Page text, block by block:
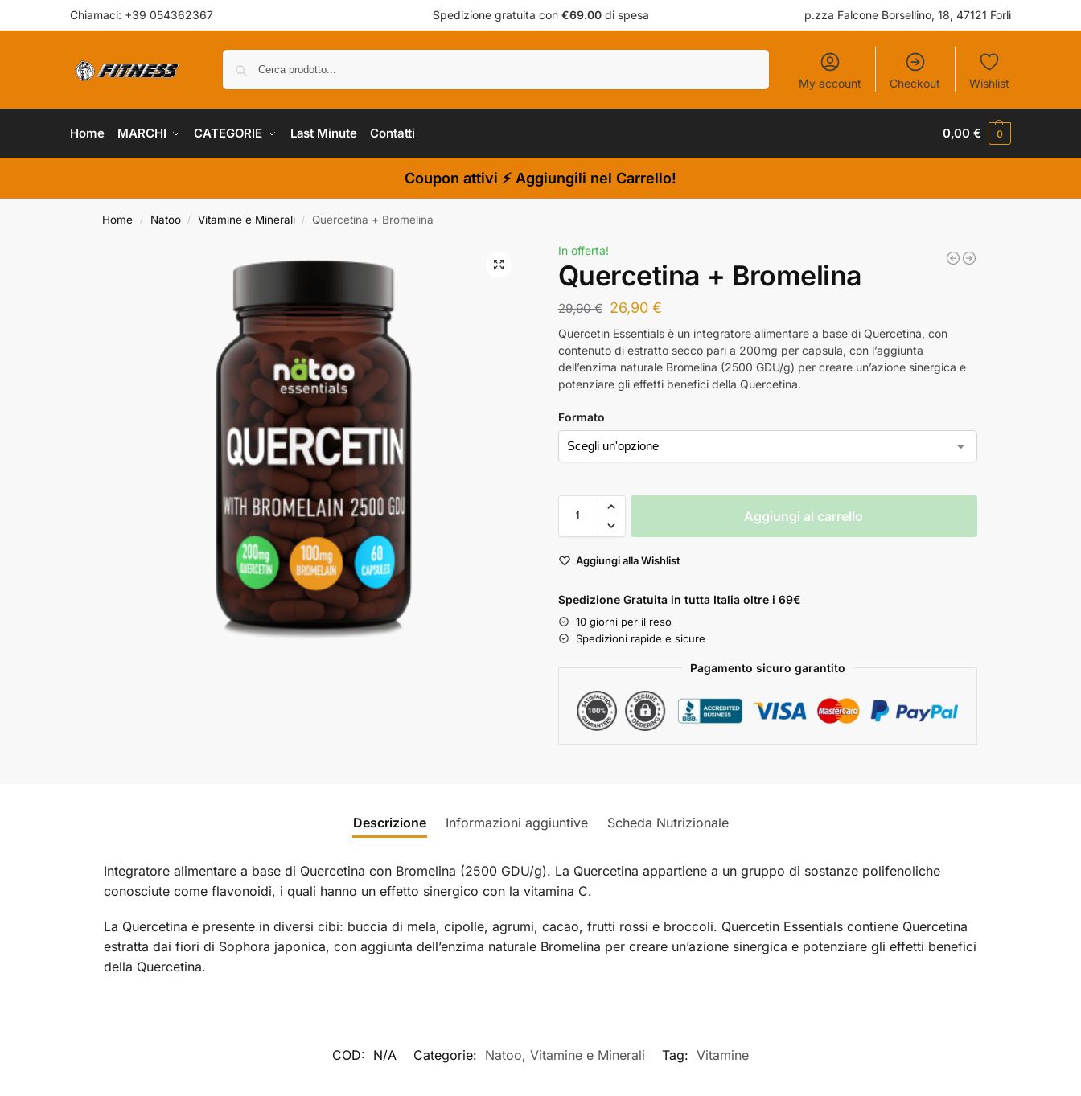
Chiamaci: +39 054362367 Spedizione gratuita con€69.00 di spesa p.zza Falcone Borsellino, 18, 47121 Forlì
My account Checkout Wishlist
Home MARCHI CATEGORIE Last Minute Contatti 0,00€ 0
Coupon attivi ⚡ Aggiungili nel Carrello!
Home / Natoo / Vitamine e Minerali / Quercetina + Bromelina
In offerta!
Quercetina + Bromelina
29,90€ 26,90 €
Quercetin Essentials è un integratore alimentare a base di Quercetina, con
contenuto di estratto secco pari a 200mg per capsula, con l’aggiunta
dell’enzima naturale Bromelina (2500 GDU/g) per creare un’azione sinergica e
potenziare gli effetti benefici della Quercetina.
Formato
Aggiungi al carrello
Aggiungi alla Wishlist
Spedizione Gratuita in tutta Italia oltre i 69€
10 giorni per il reso
Spedizioni rapide e sicure
Pagamento sicuro garantito
Descrizione Informazioni aggiuntive Scheda Nutrizionale
Integratore alimentare a base di Quercetina con Bromelina (2500 GDU/g). La Quercetina appartiene a un gruppo di sostanze polifenoliche
conosciute come flavonoidi, i quali hanno un effetto sinergico con la vitamina C.
La Quercetina è presente in diversi cibi: buccia di mela, cipolle, agrumi, cacao, frutti rossi e broccoli. Quercetin Essentials contiene Quercetina
estratta dai fiori di Sophora japonica, con aggiunta dell’enzima naturale Bromelina per creare un’azione sinergica e potenziare gli effetti benefici
della Quercetina.
COD: N/A Categorie: Natoo, Vitamine e Minerali Tag: Vitamine